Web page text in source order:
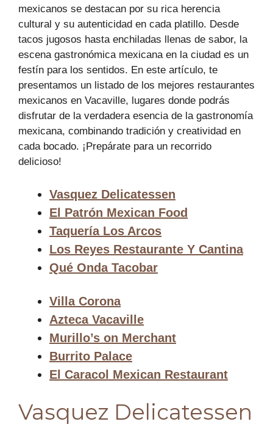
mexicanos se destacan por su rica herencia
cultural y su autenticidad en cada platillo. Desde
tacos jugosos hasta enchiladas llenas de sabor, la
escena gastronómica mexicana en la ciudad es un
festín para los sentidos. En este artículo, te
presentamos un listado de los mejores restaurantes
mexicanos en Vacaville, lugares donde podrás
disfrutar de la verdadera esencia de la gastronomía
mexicana, combinando tradición y creatividad en
cada bocado. ¡Prepárate para un recorrido
delicioso!
Vasquez Delicatessen
El Patrón Mexican Food
Taquería Los Arcos
Los Reyes Restaurante Y Cantina
Qué Onda Tacobar
Villa Corona
Azteca Vacaville
Murillo’s on Merchant
Burrito Palace
El Caracol Mexican Restaurant
Vasquez Delicatessen